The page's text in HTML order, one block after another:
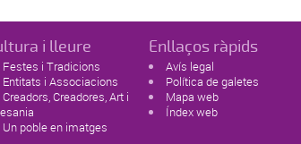
i lleure
Festes i Tradicions
Entitats i Associacions
Creadors, Creadores, Art i
Un poble en imatges
Enllaços ràpids
Avís legal
Política de galetes
Mapa web
Índex web